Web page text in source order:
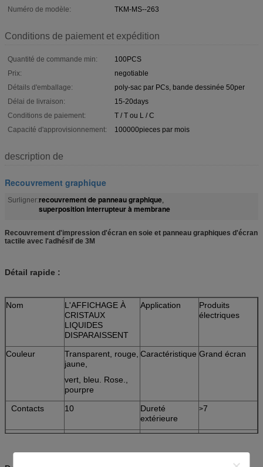
Numéro de modèle:
TKM-MS--263
Conditions de paiement et expédition
Quantité de commande min:
100PCS
Prix:
negotiable
Détails d'emballage:
poly-sac par PCs, bande dessinée 50per
Délai de livraison:
15-20days
Conditions de paiement:
T / T ou L / C
Capacité d'approvisionnement:
100000pieces par mois
description de
Recouvrement graphique
Surligner:recouvrement de panneau graphique,
superposition interrupteur à membrane
Recouvrement d'impression d'écran en soie et panneau graphiques d'écran
tactile avec l'adhésif de 3M
Détail rapide :
Nom
L'AFFICHAGE À
CRISTAUX
LIQUIDES
DISPARAISSENT
Application
Produits
électriques
Couleur
Transparent, rouge,
jaune,
vert, bleu. Rose.,
pourpre
Caractéristique Grand écran
Contacts 10
Dureté
extérieure
>7
fonctionnement